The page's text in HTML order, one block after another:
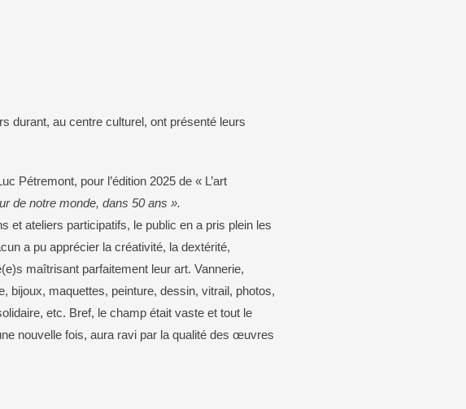
déchèterie
parc photovoltaïque
durant, au centre culturel, ont présenté leurs
Pétremont, pour l’édition 2025 de « L’art
de notre monde, dans 50 ans ».
et ateliers participatifs, le public en a pris plein les
a pu apprécier la créativité, la dextérité,
maîtrisant parfaitement leur art. Vannerie,
bijoux, maquettes, peinture, dessin, vitrail, photos,
etc. Bref, le champ était vaste et tout le
nouvelle fois, aura ravi par la qualité des œuvres